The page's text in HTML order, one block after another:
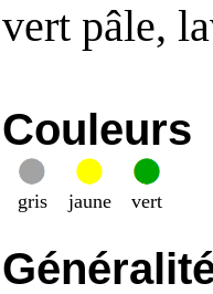
vert pâle,
Couleurs
gris jaune vert